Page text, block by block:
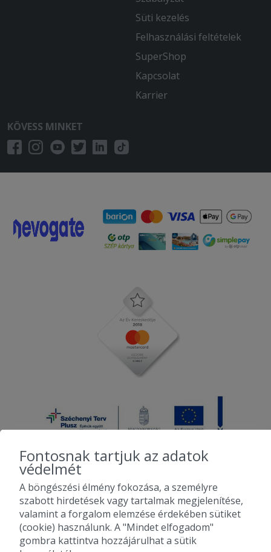
Süti kezelés
Felhasználási feltételek
SuperShop
Kapcsolat
Karrier
KÖVESS MINKET
2010-2026 Copyright - Falatozz.hu - Diston-line Kft.
Pizza, gyros, hamburger, menük kedvező áron, egy helyen az összes
étterem ajánlata.
Fontosnak tartjuk az adatok
védelmét
A böngészési élmény fokozása, a személyre
szabott hirdetések vagy tartalmak megjelenítése,
valamint a forgalom elemzése érdekében sütiket
(cookie) használunk. A "Mindet elfogadom"
gombra kattintva hozzájárulhat a sütik